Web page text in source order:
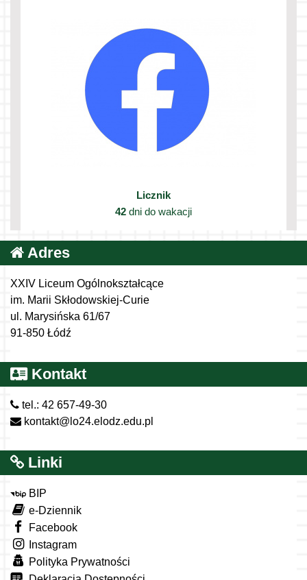
Licznik
42 dni do wakacji
Adres
XXIV Liceum Ogólnokształcące
im. Marii Skłodowskiej-Curie
ul. Marysińska 61/67
91-850 Łódź
Kontakt
tel.: 42 657-49-30
kontakt@lo24.elodz.edu.pl
Linki
BIP
e-Dziennik
Facebook
Instagram
Polityka Prywatności